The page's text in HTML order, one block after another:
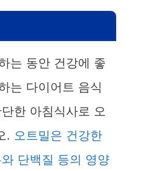
는 동안 건강에 좋
는 다이어트 음식
한 아침식사로 오
. 오트밀은 건강한
단백질 등의 영양